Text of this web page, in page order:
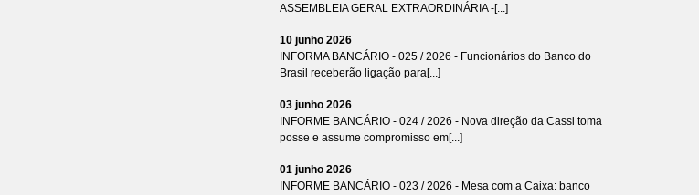
ASSEMBLEIA GERAL EXTRAORDINÁRIA -[...]
10 junho 2026
INFORMA BANCÁRIO - 025 / 2026 - Funcionários do Banco do
Brasil receberão ligação para[...]
03 junho 2026
INFORME BANCÁRIO - 024 / 2026 - Nova direção da Cassi toma
posse e assume compromisso em[...]
01 junho 2026
INFORME BANCÁRIO - 023 / 2026 - Mesa com a Caixa: banco